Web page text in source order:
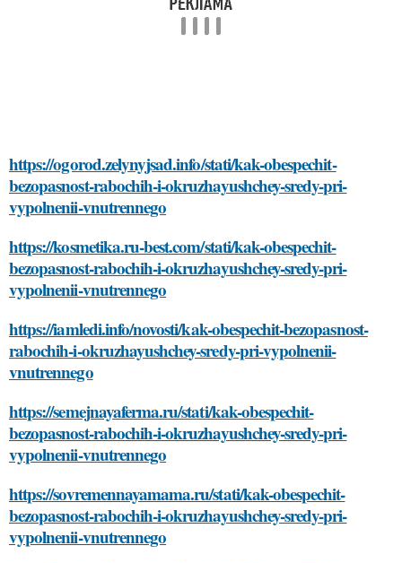
https://ogorod.zelynyjsad.info/stati/kak-obespechit-
bezopasnost-rabochih-i-okruzhayushchey-sredy-pri-
vypolnenii-vnutrennego
https://kosmetika.ru-best.com/stati/kak-obespechit-
bezopasnost-rabochih-i-okruzhayushchey-sredy-pri-
vypolnenii-vnutrennego
https://iamledi.info/novosti/kak-obespechit-bezopasnost-
rabochih-i-okruzhayushchey-sredy-pri-vypolnenii-
vnutrennego
https://semejnayaferma.ru/stati/kak-obespechit-
bezopasnost-rabochih-i-okruzhayushchey-sredy-pri-
vypolnenii-vnutrennego
https://sovremennayamama.ru/stati/kak-obespechit-
bezopasnost-rabochih-i-okruzhayushchey-sredy-pri-
vypolnenii-vnutrennego